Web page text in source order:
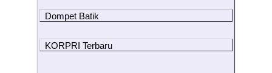
Dompet Batik
KORPRI Terbaru